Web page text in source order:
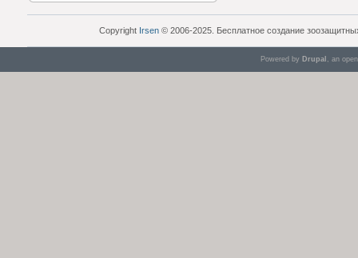
Copyright Irsen © 2006-2025. Бесплатное создание
Powered by Drupal , an